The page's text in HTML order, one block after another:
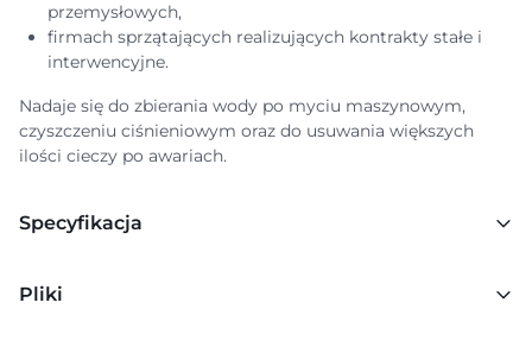
przemysłowych,
firmach sprzątających realizujących kontrakty stałe i
interwencyjne.
Nadaje się do zbierania wody po myciu maszynowym,
czyszczeniu ciśnieniowym oraz do usuwania większych
ilości cieczy po awariach.
Specyfikacja
Pliki